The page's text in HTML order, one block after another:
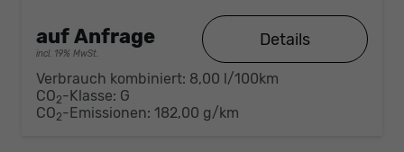
auf Anfrage
incl. 19% MwSt.
Details
Verbrauch kombiniert: 8,00 l/100km
CO2-Klasse: G
CO2-Emissionen: 182,00 g/km